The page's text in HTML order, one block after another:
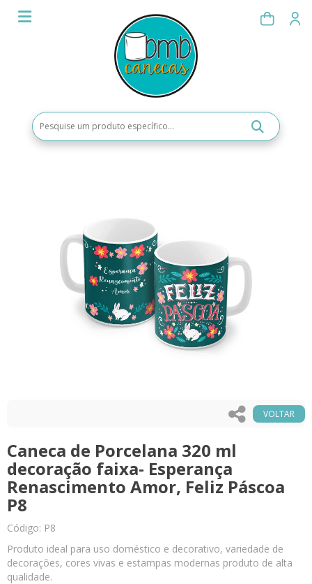
VOLTAR
Caneca de Porcelana 320 ml
decoração faixa- Esperança
Renascimento Amor, Feliz Páscoa
P8
Código: P8
Produto ideal para uso doméstico e decorativo, variedade de
decorações, cores vivas e estampas modernas produto de alta
qualidade.